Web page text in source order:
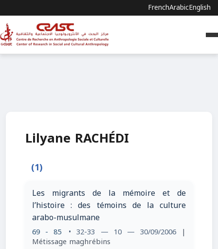
FrenchArabicEnglish
Lilyane RACHÉDI
(1)
Les migrants de la mémoire et de
l’histoire : des témoins de la culture
arabo-musulmane
69 - 85 • 32-33 — 10 — 30/09/2006 |
Métissage maghrébins